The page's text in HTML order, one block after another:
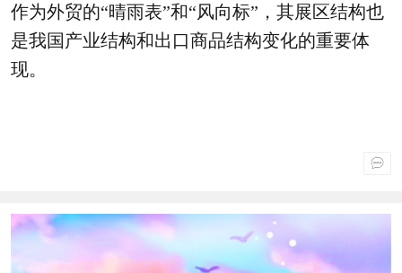
作为外贸的“晴雨表”和“风向标”，其展区结构也
是我国产业结构和出口商品结构变化的重要体
现。